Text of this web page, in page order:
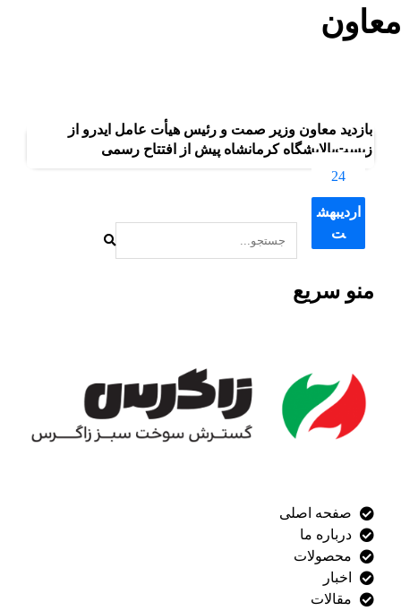
معاون
بازدید معاون وزیر صمت و رئیس هیأت عامل ایدرو از
زیست‌پالایشگاه کرمانشاه پیش از افتتاح رسمی
24
اردیبهش
ت
منو سریع
صفحه اصلی
درباره ما
محصولات
اخبار
مقالات